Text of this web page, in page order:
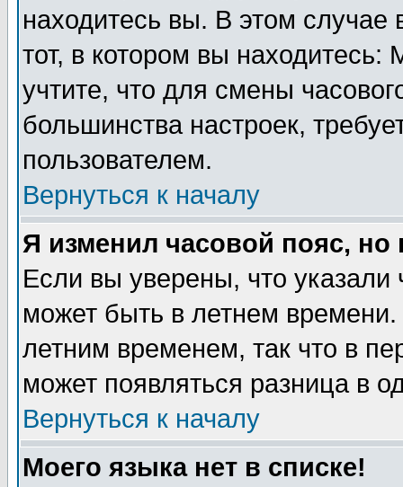
находитесь вы. В этом
тот, в котором вы
учтите, что для смены
большинства настроек,
пользователем.
Вернуться к началу
Я изменил часовой пояс,
Если вы уверены, что указали
может быть в летнем
летним временем, так что в
может появляться разница в
Вернуться к началу
Моего языка нет в списке!